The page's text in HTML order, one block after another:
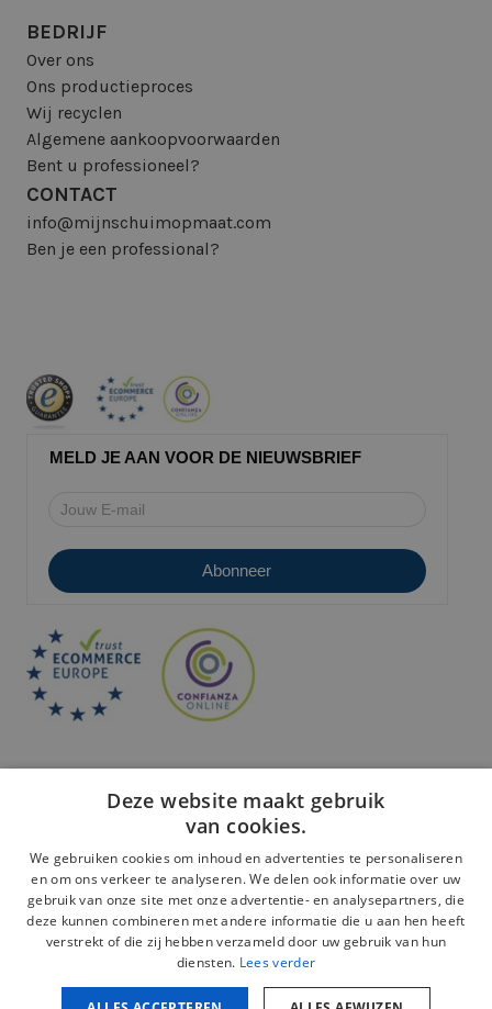
BEDRIJF
Over ons
Ons productieproces
Wij recyclen
Algemene aankoopvoorwaarden
Bent u professioneel?
CONTACT
info@mijnschuimopmaat.com
Ben je een professional?
MELD JE AAN VOOR DE NIEUWSBRIEF
Veilige betaling:
Deze website maakt gebruik
van cookies.
We gebruiken cookies om inhoud en advertenties te personaliseren
en om ons verkeer te analyseren. We delen ook informatie over uw
gebruik van onze site met onze advertentie- en analysepartners, die
deze kunnen combineren met andere informatie die u aan hen heeft
verstrekt of die zij hebben verzameld door uw gebruik van hun
diensten. Lees verder